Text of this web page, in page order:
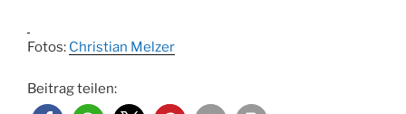
Fotos: Christian Melzer
Beitrag teilen: